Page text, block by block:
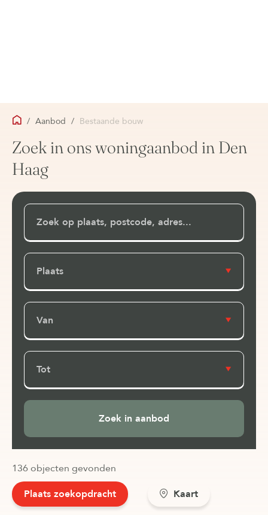
/ Aanbod / Bestaande bouw
Zoek in ons woningaanbod in Den
Haag
Plaats
Van
Tot
136 objecten gevonden
Plaats zoekopdracht
Kaart